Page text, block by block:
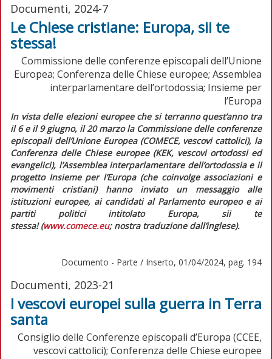
Documenti, 2024-7
Le Chiese cristiane: Europa, sii te
stessa!
Commissione delle conferenze episcopali dell’Unione
Europea; Conferenza delle Chiese europee; Assemblea
interparlamentare dell’ortodossia; Insieme per
l’Europa
In vista delle elezioni europee che si terranno quest’anno tra
il 6 e il 9 giugno, il 20 marzo la Commissione delle conferenze
episcopali dell’Unione Europea (COMECE, vescovi cattolici), la
Conferenza delle Chiese europee (KEK, vescovi ortodossi ed
evangelici), l’Assemblea interparlamentare dell’ortodossia e il
progetto Insieme per l’Europa (che coinvolge associazioni e
movimenti cristiani) hanno inviato un messaggio alle
istituzioni europee, ai candidati al Parlamento europeo e ai
partiti politici intitolato Europa, sii te
stessa!(www.comece.eu; nostra traduzione dall’inglese).
Documento - Parte / Inserto, 01/04/2024, pag. 194
Documenti, 2023-21
I vescovi europei sulla guerra in Terra
santa
Consiglio delle Conferenze episcopali d’Europa (CCEE,
vescovi cattolici); Conferenza delle Chiese europee